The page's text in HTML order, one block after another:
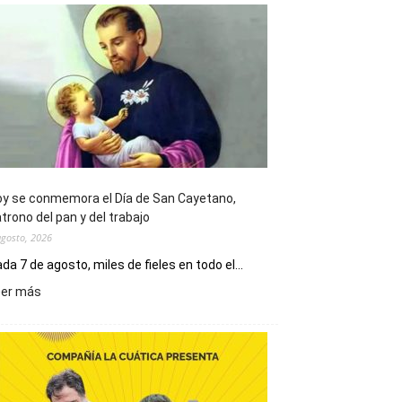
se conmemora el Día de San Cayetano,
del pan y del trabajo
2026
7 de agosto, miles de fieles en todo el...
más
conmemora
el
Día